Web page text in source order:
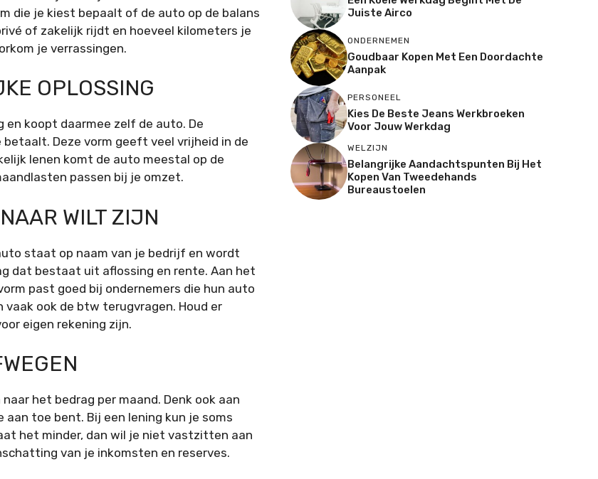
die je kiest bepaalt of de auto op de balans
of zakelijk rijdt en hoeveel kilometers je
je verrassingen.
OPLOSSING
koopt daarmee zelf de auto. De
Deze vorm geeft veel vrijheid in de
lenen komt de auto meestal op de
passen bij je omzet.
WILT ZIJN
staat op naam van je bedrijf en wordt
dat bestaat uit aflossing en rente. Aan het
past goed bij ondernemers die hun auto
ook de btw terugvragen. Houd er
eigen rekening zijn.
het bedrag per maand. Denk ook aan
aan toe bent. Bij een lening kun je soms
het minder, dan wil je niet vastzitten aan
van je inkomsten en reserves.
Juiste Airco
ONDERNEMEN
Goudbaar Kopen Met Een Doordachte
Aanpak
PERSONEEL
Kies De Beste Jeans Werkbroeken
Voor Jouw Werkdag
WELZIJN
Belangrijke Aandachtspunten Bij Het
Kopen Van Tweedehands
Bureaustoelen